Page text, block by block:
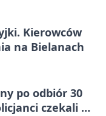
Kierowców
na Bielanach
po odbiór 30
czekali w